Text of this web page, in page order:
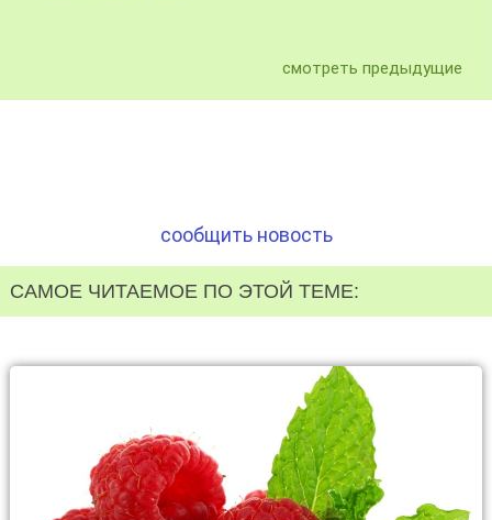
смотреть предыдущие
сообщить новость
САМОЕ ЧИТАЕМОЕ ПО ЭТОЙ ТЕМЕ: